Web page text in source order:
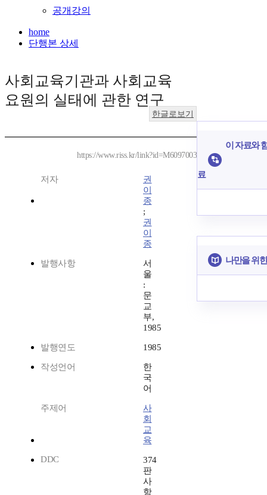
공개강의
home
단행본 상세
사회교육기관과 사회교육
요원의 실태에 관한 연구
한글로보기
https://www.riss.kr/link?id=M6097003
저자
권
이
종
;
권
이
종
발행사항
서
울
:
문
교
부,
1985
발행연도 1985
작성언어
한
국
어
주제어
사
회
교
육
DDC
374
판
사
항
이 자료와
료
나만을 위